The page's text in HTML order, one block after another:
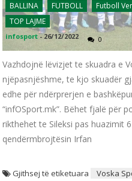
BALLINA FUTBOLL Futboll
TOP LAJME
infosport -26/12/2022 0
Vazhdojnë lëvizjet te skuadra e
njëpasnjëshme, te kjo skuadër
edhe për ndërprerjen e
“infOSport.mk”. Bëhet fjalë për
rikthehet te Sileksi pas huazimit
qendërmbrojtësin Irfan
Gjithsej të etiketuara Voska